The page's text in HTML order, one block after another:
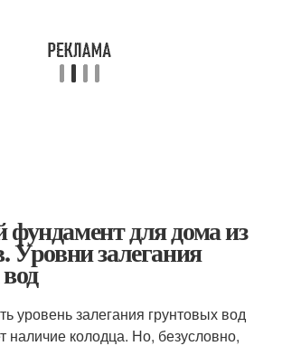
для дома из
Уровни залегания
уровень залегания грунтовых вод
наличие колодца. Но, безусловно,